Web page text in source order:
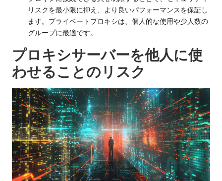
リスクを最小限に抑え、より良いパフォーマンスを保証し
ます。プライベートプロキシは、個人的な使用や少人数の
グループに最適です。
プロキシサーバーを他人に使
わせることのリスク